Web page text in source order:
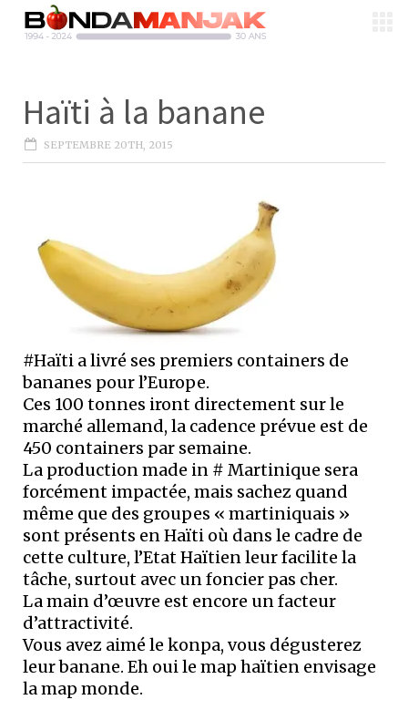
Haïti à la banane
SEPTEMBRE 20TH, 2015
#Haïti a livré ses premiers containers de
bananes pour l’Europe.
Ces 100 tonnes iront directement sur le
marché allemand, la cadence prévue est de
450 containers par semaine.
La production made in # Martinique sera
forcément impactée, mais sachez quand
même que des groupes « martiniquais »
sont présents en Haïti où dans le cadre de
cette culture, l’Etat Haïtien leur facilite la
tâche, surtout avec un foncier pas cher.
La main d’œuvre est encore un facteur
d’attractivité.
Vous avez aimé le konpa, vous dégusterez
leur banane. Eh oui le map haïtien envisage
la map monde.